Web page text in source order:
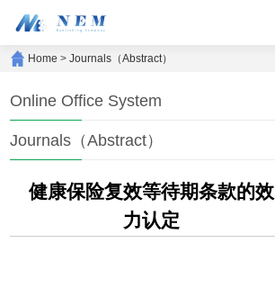
Home >Journals（Abstract）
Online Office System
Journals（Abstract）
健康保险复效等待期条款的效
力认定